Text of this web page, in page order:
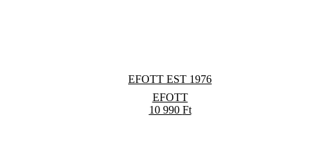
EFOTT EST 1976
EFOTT
10 990 Ft